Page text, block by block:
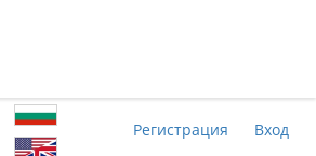
Регистрация Вход